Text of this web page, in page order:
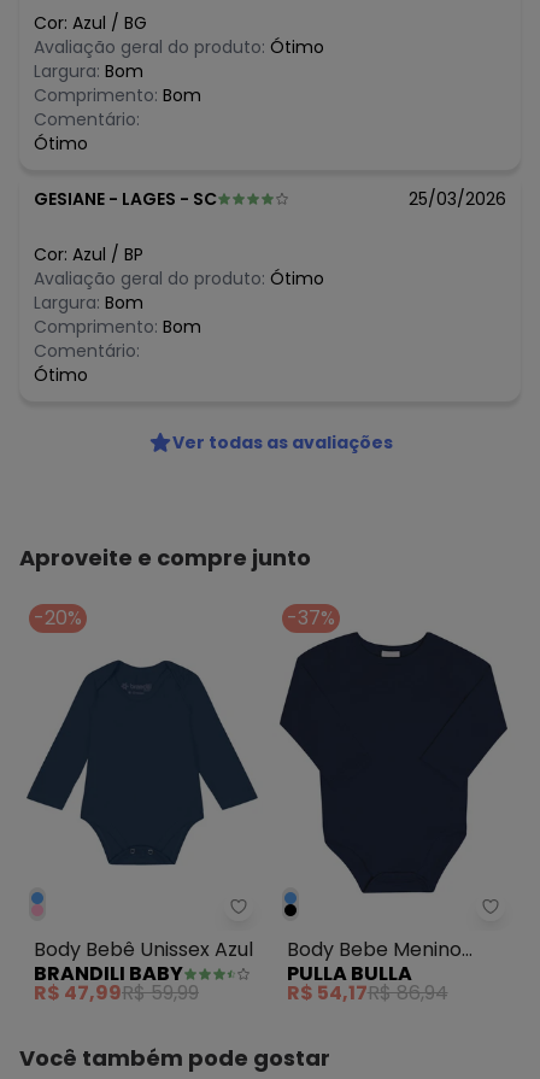
agosto/2026
julho/2026
junho/2026
maio/2026
abril/2026
março/2026
Cor: Azul / BG
Avaliação geral do produto: Ótimo
Largura: Bom
Comprimento: Bom
Comentário:
Ótimo
GESIANE - LAGES - SC 25/03/2026
Cor: Azul / BP
Avaliação geral do produto: Ótimo
Largura: Bom
Comprimento: Bom
Comentário:
Ótimo
Ver todas as avaliações
Aproveite e compre junto
-20%
Brandili Baby - Body Bebê
Body Bebê Unissex Azul
BRANDILI BABY
R$ 47,99R$ 59,99
-37%
Body Bebe Menino
Malha Térmica
Marinho
PULLA BULLA
R$ 54,17R$ 86,94
Você também pode gostar